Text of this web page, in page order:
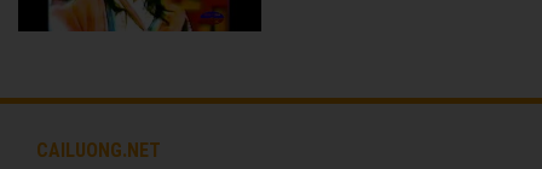
CAILUONG.NET